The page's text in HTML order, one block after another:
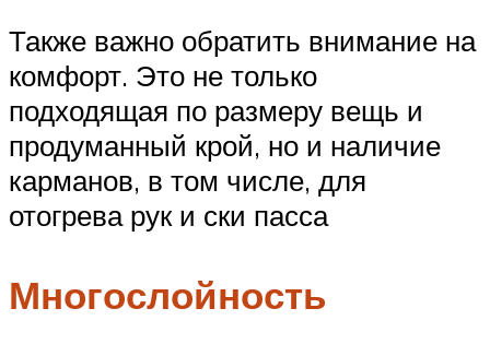
Также важно обратить внимание на
комфорт. Это не только
подходящая по размеру вещь и
продуманный крой, но и наличие
карманов, в том числе, для
отогрева рук и ски пасса
Многослойность